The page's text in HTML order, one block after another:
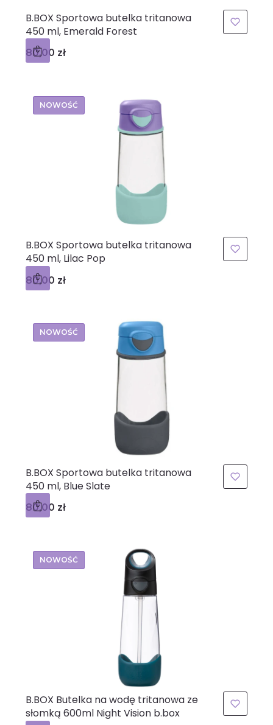
B.BOX Sportowa butelka tritanowa
450 ml, Emerald Forest
Cena
80,00 zł
NOWOŚĆ
B.BOX Sportowa butelka tritanowa
450 ml, Lilac Pop
Cena
80,00 zł
NOWOŚĆ
B.BOX Sportowa butelka tritanowa
450 ml, Blue Slate
Cena
80,00 zł
NOWOŚĆ
B.BOX Butelka na wodę tritanowa ze
słomką 600ml Night Vision b.box